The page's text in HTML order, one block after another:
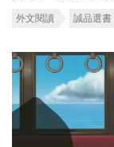
外文閱讀 誠品選書